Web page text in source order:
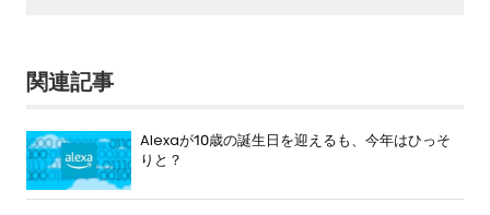
関連記事
Alexaが10歳の誕生日を迎えるも、今年はひっそ
りと？